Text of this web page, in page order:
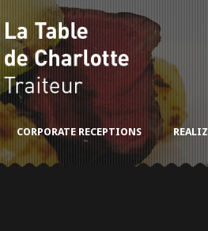
CORPORATE RECEPTIONS